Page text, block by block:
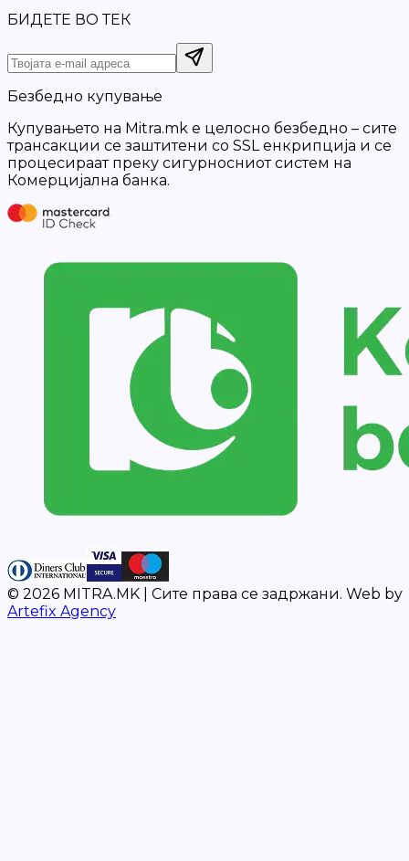
БИДЕТЕ ВО ТЕК
Безбедно купување
Купувањето на Mitra.mk е целосно безбедно – сите
трансакции се заштитени со SSL енкрипција и се
процесираат преку сигурносниот систем на
Комерцијална банка.
© 2026 MITRA.MK | Сите права се задржани. Web by
Artefix Agency